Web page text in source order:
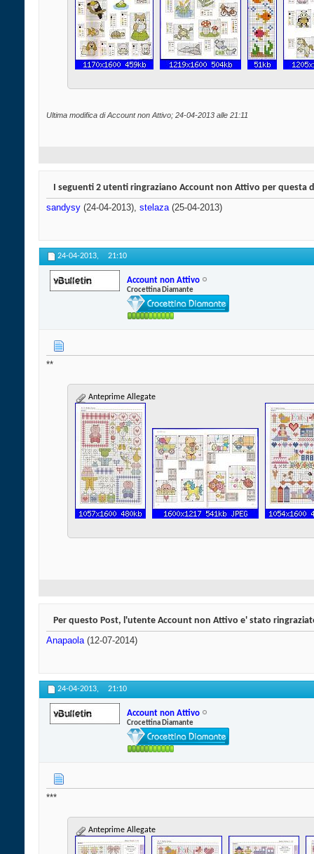
Ultima modifica di Account non Attivo; 24-04-2013 alle 21:11
I seguenti 2 utenti ringraziano Account non Attivo per questa
sandysy (24-04-2013), stelaza(25-04-2013)
24-04-2013, 21:10
Account non Attivo
Crocettina Diamante
**
Anteprime Allegate
Per questo Post, l'utente Account non Attivo e' stato
Anapaola(12-07-2014)
24-04-2013, 21:10
Account non Attivo
Crocettina Diamante
***
Anteprime Allegate